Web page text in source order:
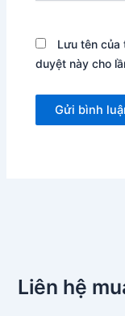
Lưu tên của
duyệt này cho
Liên hệ